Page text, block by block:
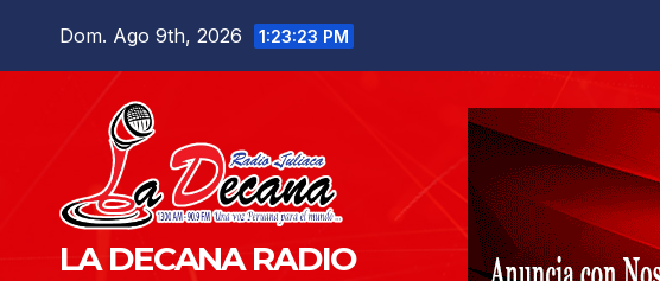
Dom. Ago 9th, 2026 1:23:24 PM
LA DECANA RADIO